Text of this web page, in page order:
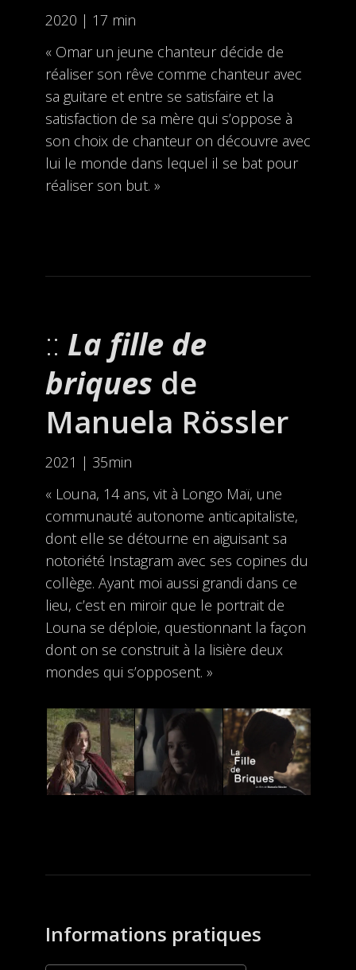
2020 | 17 min
« Omar un jeune chanteur décide de
réaliser son rêve comme chanteur avec
sa guitare et entre se satisfaire et la
satisfaction de sa mère qui s’oppose à
son choix de chanteur on découvre avec
lui le monde dans lequel il se bat pour
réaliser son but. »
La fille de
briques de
Manuela Rössler
2021 | 35min
« Louna, 14 ans, vit à Longo Maï, une
communauté autonome anticapitaliste,
dont elle se détourne en aiguisant sa
notoriété Instagram avec ses copines du
collège. Ayant moi aussi grandi dans ce
lieu, c’est en miroir que le portrait de
Louna se déploie, questionnant la façon
dont on se construit à la lisière deux
mondes qui s’opposent. »
Informations pratiques